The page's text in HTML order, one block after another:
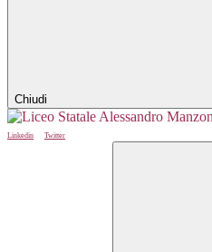
Chiudi
Linkedin
Twitter